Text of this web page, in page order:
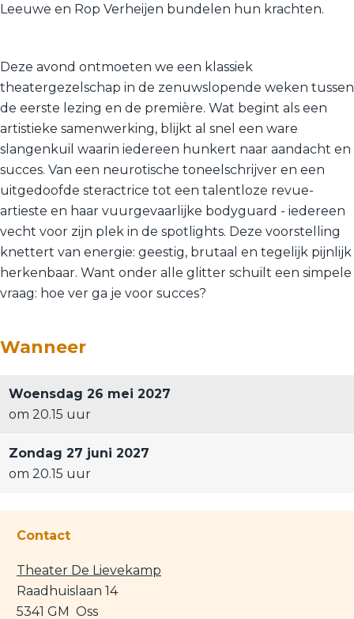
Leeuwe en Rop Verheijen bundelen hun krachten.
Deze avond ontmoeten we een klassiek
theatergezelschap in de zenuwslopende weken tussen
de eerste lezing en de première. Wat begint als een
artistieke samenwerking, blijkt al snel een ware
slangenkuil waarin iedereen hunkert naar aandacht en
succes. Van een neurotische toneelschrijver en een
uitgedoofde steractrice tot een talentloze revue-
artieste en haar vuurgevaarlijke bodyguard - iedereen
vecht voor zijn plek in de spotlights. Deze voorstelling
knettert van energie: geestig, brutaal en tegelijk pijnlijk
herkenbaar. Want onder alle glitter schuilt een simpele
vraag: hoe ver ga je voor succes?
Wanneer
Woensdag 26 mei 2027
om 20.15 uur
Zondag 27 juni 2027
om 20.15 uur
Contact
Theater De Lievekamp
Raadhuislaan 14
5341 GM Oss